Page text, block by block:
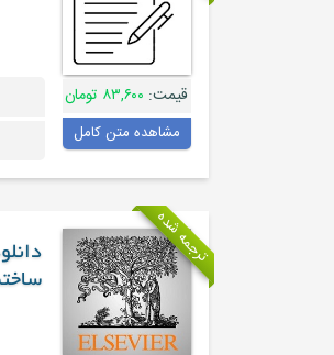
قیمت: ۸۳,۶۰۰ تومان
مشاهده متن کامل
ترجمه شده